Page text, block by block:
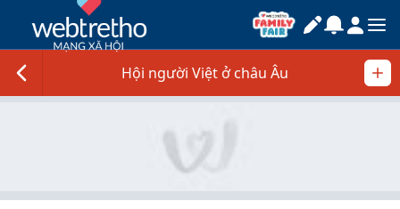
Hội người Việt ở châu Âu